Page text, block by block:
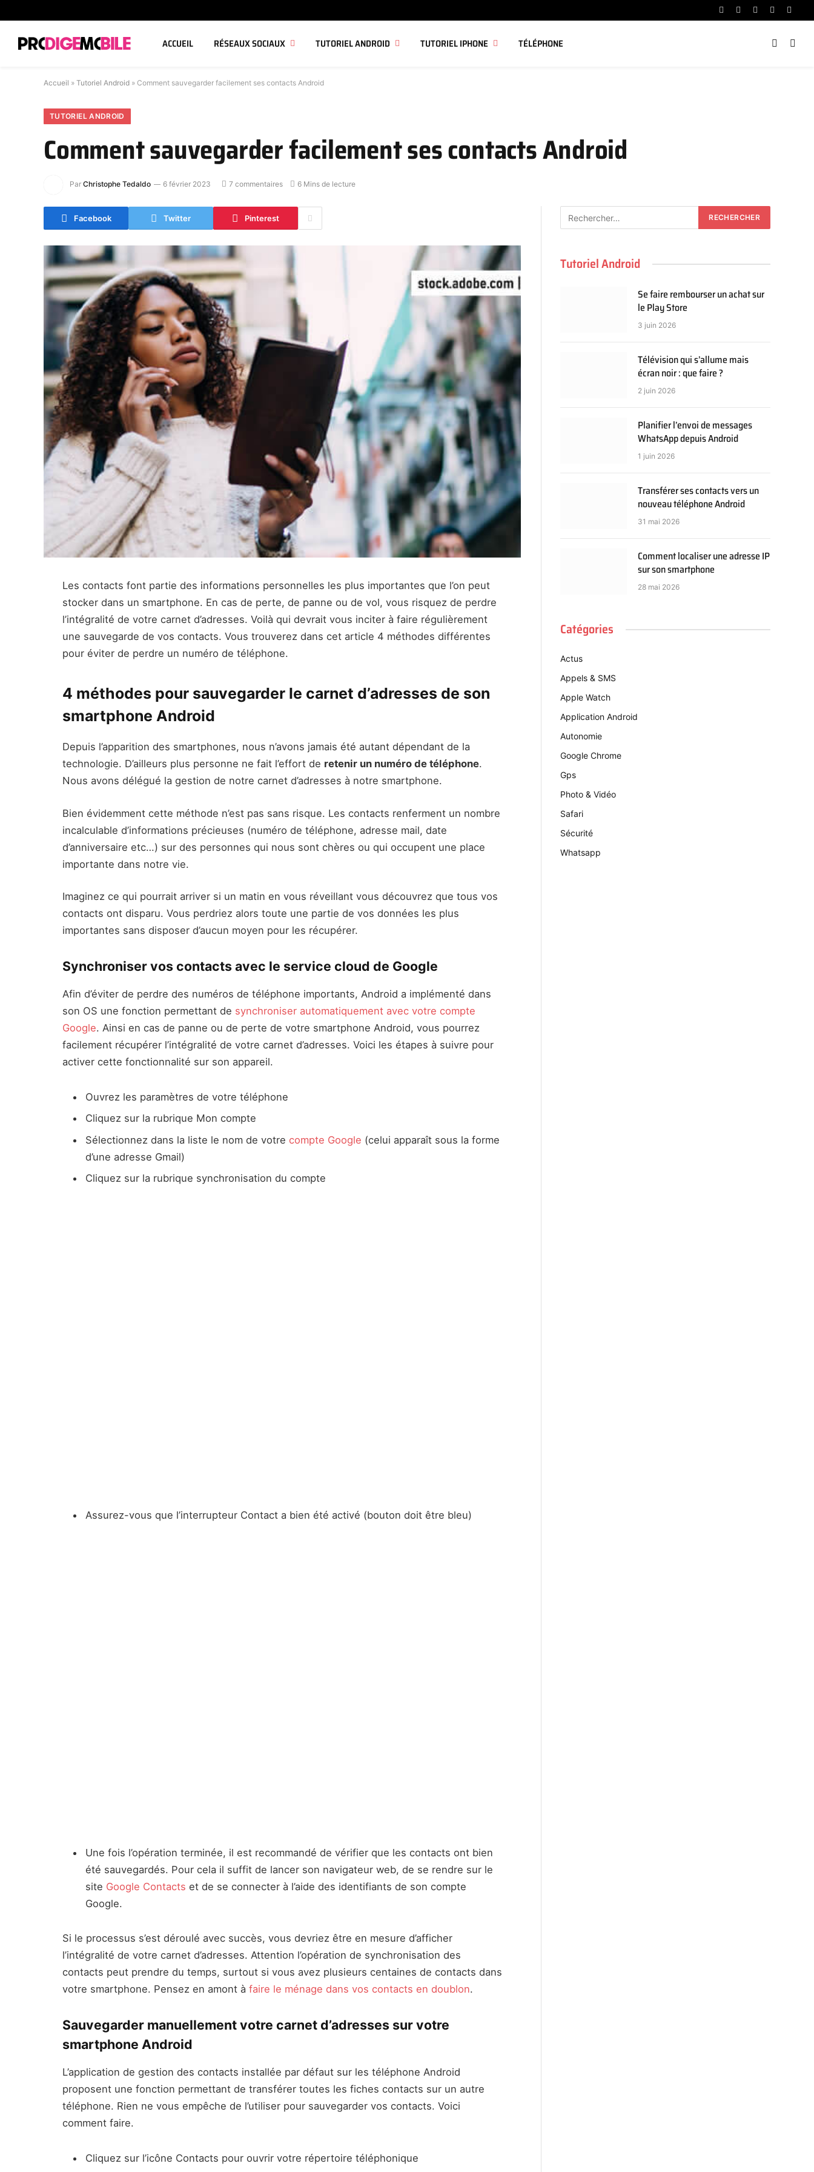
Facebook
X
Instagram
YouTube
ACCUEIL RÉSEAUX SOCIAUX TUTORIEL ANDROID TUTORIEL IPHONE TÉLÉPHONE
Accueil » Tutoriel Android » Comment sauvegarder facilement ses contacts Android
TUTORIEL ANDROID
Comment sauvegarder facilement ses contacts Android
Par Christophe Tedaldo 6 février 2023 7 commentaires 6 Mins de lecture
Facebook Twitter Pinterest
Les contacts font partie des informations personnelles les plus importantes que l’on peut
stocker dans un smartphone. En cas de perte, de panne ou de vol, vous risquez de perdre
l’intégralité de votre carnet d’adresses. Voilà qui devrait vous inciter à faire régulièrement
une sauvegarde de vos contacts. Vous trouverez dans cet article 4 méthodes différentes
pour éviter de perdre un numéro de téléphone.
4 méthodes pour sauvegarder le carnet d’adresses de son
smartphone Android
Depuis l’apparition des smartphones, nous n’avons jamais été autant dépendant de la
technologie. D’ailleurs plus personne ne fait l’effort de retenir un numéro de téléphone.
Nous avons délégué la gestion de notre carnet d’adresses à notre smartphone.
Bien évidemment cette méthode n’est pas sans risque. Les contacts renferment un nombre
incalculable d’informations précieuses (numéro de téléphone, adresse mail, date
d’anniversaire etc…) sur des personnes qui nous sont chères ou qui occupent une place
importante dans notre vie.
Imaginez ce qui pourrait arriver si un matin en vous réveillant vous découvrez que tous vos
contacts ont disparu. Vous perdriez alors toute une partie de vos données les plus
importantes sans disposer d’aucun moyen pour les récupérer.
Synchroniser vos contacts avec le service cloud de Google
Afin d’éviter de perdre des numéros de téléphone importants, Android a implémenté dans
son OS une fonction permettant de synchroniser automatiquement avec votre compte
Google. Ainsi en cas de panne ou de perte de votre smartphone Android, vous pourrez
facilement récupérer l’intégralité de votre carnet d’adresses. Voici les étapes à suivre pour
activer cette fonctionnalité sur son appareil.
Ouvrez les paramètres de votre téléphone
Cliquez sur la rubrique Mon compte
Sélectionnez dans la liste le nom de votre compte Google (celui apparaît sous la forme
d’une adresse Gmail)
Cliquez sur la rubrique synchronisation du compte
Assurez-vous que l’interrupteur Contact a bien été activé (bouton doit être bleu)
Une fois l’opération terminée, il est recommandé de vérifier que les contacts ont bien
été sauvegardés. Pour cela il suffit de lancer son navigateur web, de se rendre sur le
site Google Contacts et de se connecter à l’aide des identifiants de son compte
Google.
Si le processus s’est déroulé avec succès, vous devriez être en mesure d’afficher
l’intégralité de votre carnet d’adresses. Attention l’opération de synchronisation des
contacts peut prendre du temps, surtout si vous avez plusieurs centaines de contacts dans
votre smartphone. Pensez en amont à faire le ménage dans vos contacts en doublon.
Sauvegarder manuellement votre carnet d’adresses sur votre
smartphone Android
L’application de gestion des contacts installée par défaut sur les téléphone Android
proposent une fonction permettant de transférer toutes les fiches contacts sur un autre
téléphone. Rien ne vous empêche de l’utiliser pour sauvegarder vos contacts. Voici
comment faire.
Cliquez sur l’icône Contacts pour ouvrir votre répertoire téléphonique
Tutoriel Android
Se faire rembourser un achat sur
le Play Store
3 juin 2026
Télévision qui s’allume mais
écran noir : que faire ?
2 juin 2026
Planifier l’envoi de messages
WhatsApp depuis Android
1 juin 2026
Transférer ses contacts vers un
nouveau téléphone Android
31 mai 2026
Comment localiser une adresse IP
sur son smartphone
28 mai 2026
Catégories
Actus
Appels & SMS
Apple Watch
Application Android
Autonomie
Google Chrome
Gps
Photo & Vidéo
Safari
Sécurité
Whatsapp